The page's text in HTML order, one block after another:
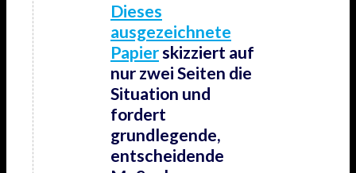
Dieses
ausgezeichnete
Papierskizziert auf
nur zwei Seiten die
Situation und
fordert
grundlegende,
entscheidende